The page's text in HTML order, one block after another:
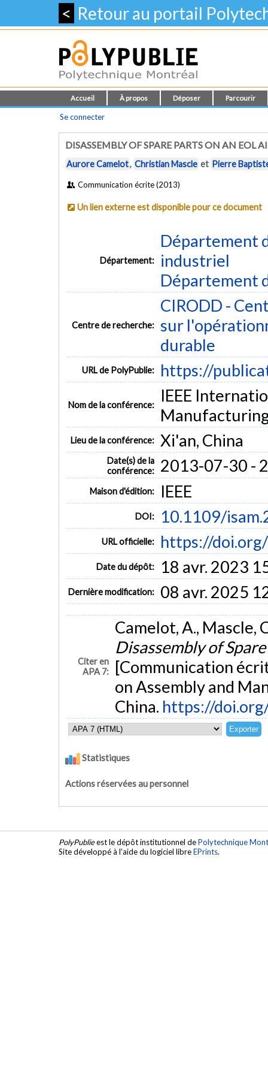
< Retour au portail
Accueil À propos Déposer Parcourir
Se connecter
DISASSEMBLY OF SPARE PARTS ON AN EOL
Aurore Camelot, Christian Mascle et Pierre
Communication écrite (2013)
Un lien externe est disponible pour ce document
Département:
Département
industriel
Département
Centre de recherche:
CIRODD -
sur
durable
URL de PolyPublie: https://
Nom de la conférence:
IEEE
Lieu de la conférence: Xi'an, China
Date(s) de la
conférence:
2013-07-30 -
Maison d'édition: IEEE
DOI: 10.1109/
URL officielle: https://
Date du dépôt: 18 avr. 2023
Dernière modification: 08 avr. 2025
Citer en
APA 7:
Camelot, A., Mascle,
Disassembly of
[Communication
on Assembly and
China. https://
Statistiques
Actions réservées au personnel
PolyPublieest le dépôt institutionnel dePolytechnique
Site développé à l'aide du logiciel libreEPrints.